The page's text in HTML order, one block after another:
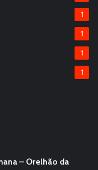
1
1
1
1
– Orelhão da